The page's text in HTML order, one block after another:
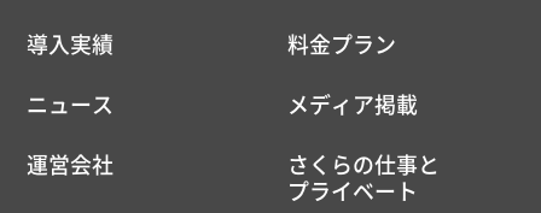
導入実績
料金プラン
ニュース
メディア掲載
運営会社
さくらの仕事と
プライベート